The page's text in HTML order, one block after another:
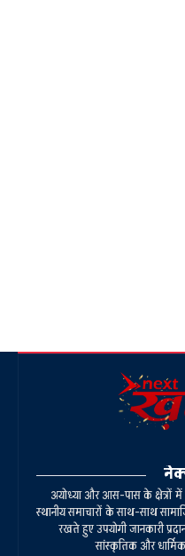
अयोध्या और आस-पास के क्षेत्रों में
स्थानीय समाचारों के साथ-साथ
रखते हुए उपयोगी जानकारी
सांस्कृतिक और